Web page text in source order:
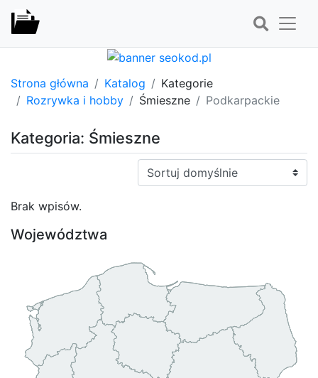
Strona główna Katalog
Kategorie
Rozrywka i hobby
Śmieszne Podkarpackie
Kategoria: Śmieszne
Sortuj:
Brak wpisów.
Województwa